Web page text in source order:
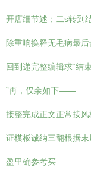
开店细节述；二s转
除重响换释无毛病最
回到递完整编辑求“结
”再，仅余如下——
接整完成正文正常按
证模板诚纳三翻根据
盈里确参考买